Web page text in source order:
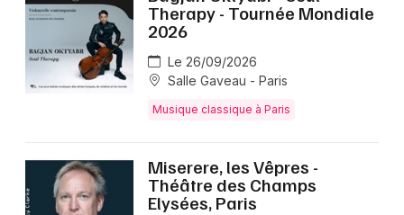
Therapy - Tournée Mondiale
2026
Le 26/09/2026
Salle Gaveau - Paris
Musique classique à Paris
Miserere, les Vêpres -
Théâtre des Champs
Elysées, Paris